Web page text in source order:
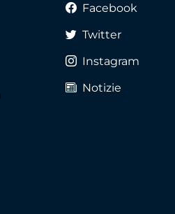
Facebook
Twitter
Instagram
Notizie